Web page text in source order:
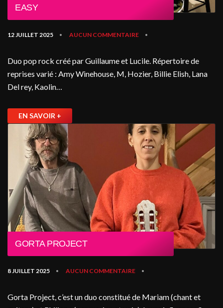
EASY
12 JUILLET 2025 • AUCUN COMMENTAIRE •
Duo pop rock créé par Guillaume et Lucile. Répertoire de
reprises varié : Amy Winehouse, M, Hozier, Billie Elish, Lana
Del rey, Kaolin…
EN SAVOIR +
GORTA PROJECT
8 JUILLET 2025 • AUCUN COMMENTAIRE •
Gorta Project, c’est un duo constitué de Mariam (chant et